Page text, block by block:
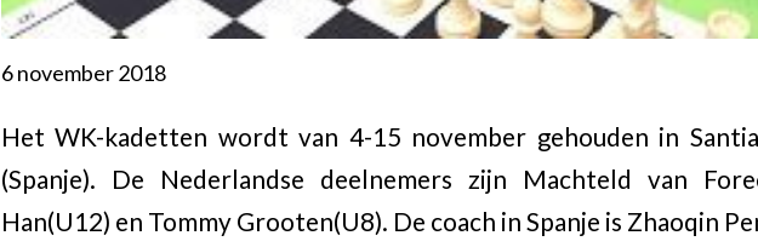
6 november 2018
Het WK-kadetten wordt van 4-15 november gehouden in
(Spanje). De Nederlandse deelnemers zijn Machteld van
Han(U12) en Tommy Grooten(U8). De coach in Spanje is Zhaoqin